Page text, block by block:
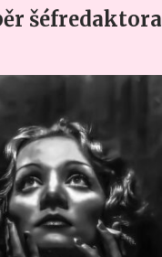
šéfredaktora